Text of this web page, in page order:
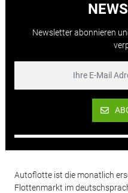
Newsletter abonnieren
Autoflotte ist die monatlich
Flottenmarkt im